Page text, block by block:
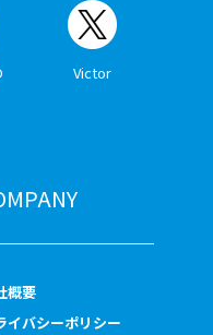
Victor
概要
イバシーポリシー